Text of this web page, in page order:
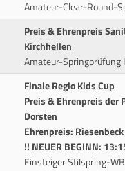
Amateur-Clear-Round-
Preis & Ehrenpreis
Kirchhellen
Amateur-Springprüfung
Finale Regio Kids Cup
Preis & Ehrenpreis der
Dorsten
Ehrenpreis:
!! NEUER BEGINN:
Einsteiger Stilspring-